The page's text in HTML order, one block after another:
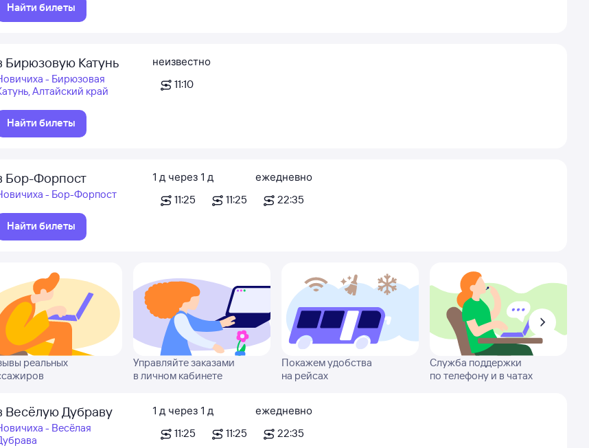
Найти билеты
Бирюзовую Катунь
- Бирюзовая
Алтайский край
Найти билеты
неизвестно
11:10
Бор-Форпост
- Бор-Форпост
Найти билеты
1 д через 1 д
11:25
11:25
ежедневно
22:35
реальных
Управляйте заказами
в личном кабинете
Покажем удобства
на рейсах
Служба поддержки
по телефону и в чатах
Весёлую Дубраву
- Весёлая
1 д через 1 д
11:25
11:25
ежедневно
22:35